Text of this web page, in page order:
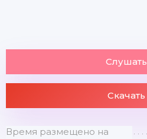
Слушать
Скачать
Время размещено на